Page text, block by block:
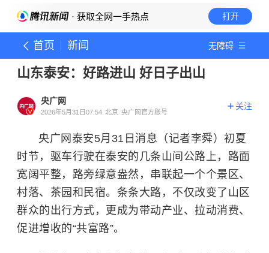
· 获取全网一手热点 打开
首页 新闻 无障碍
山东泰安：好路进山 好日子出山
央广网
2026年5月31日07:54 北京 央广网官方账号
关注
央广网泰安5月31日消息（记者李舜）初夏
时节，驱车行驶在泰安的几条山间公路上，路面
宽阔平整，路旁绿意盎然，串联起一个个景区、
村落、茶园和民宿。条条大路，不仅改变了山区
群众的出行方式，更成为带动产业、拉动消费、
促进增收的“共富路”。